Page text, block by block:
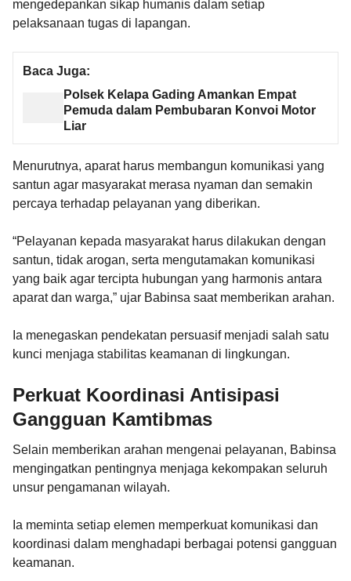
mengedepankan sikap humanis dalam setiap
pelaksanaan tugas di lapangan.
Baca Juga:
Polsek Kelapa Gading Amankan Empat
Pemuda dalam Pembubaran Konvoi Motor
Liar
Menurutnya, aparat harus membangun komunikasi yang
santun agar masyarakat merasa nyaman dan semakin
percaya terhadap pelayanan yang diberikan.
“Pelayanan kepada masyarakat harus dilakukan dengan
santun, tidak arogan, serta mengutamakan komunikasi
yang baik agar tercipta hubungan yang harmonis antara
aparat dan warga,” ujar Babinsa saat memberikan arahan.
Ia menegaskan pendekatan persuasif menjadi salah satu
kunci menjaga stabilitas keamanan di lingkungan.
Perkuat Koordinasi Antisipasi
Gangguan Kamtibmas
Selain memberikan arahan mengenai pelayanan, Babinsa
mengingatkan pentingnya menjaga kekompakan seluruh
unsur pengamanan wilayah.
Ia meminta setiap elemen memperkuat komunikasi dan
koordinasi dalam menghadapi berbagai potensi gangguan
keamanan.